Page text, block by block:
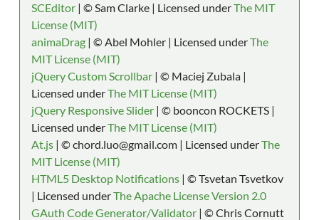
SCEditor | © Sam Clarke | Licensed underThe MIT
License (MIT)
animaDrag | © Abel Mohler | Licensed underThe
MIT License (MIT)
jQuery Custom Scrollbar | © Maciej Zubala |
Licensed underThe MIT License (MIT)
jQuery Responsive Slider | © booncon ROCKETS |
Licensed underThe MIT License (MIT)
At.js | © chord.luo@gmail.com | Licensed underThe
MIT License (MIT)
HTML5 Desktop Notifications | © Tsvetan Tsvetkov
| Licensed underThe Apache License Version 2.0
GAuth Code Generator/Validator | © Chris Cornutt